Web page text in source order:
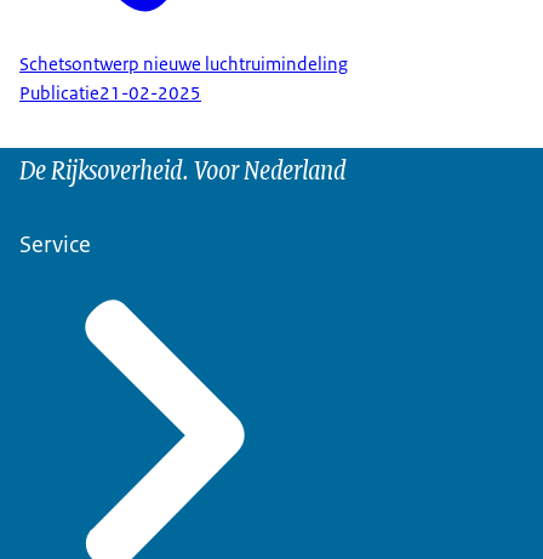
Schetsontwerp nieuwe luchtruimindeling
Publicatie21-02-2025
De Rijksoverheid. Voor Nederland
Service